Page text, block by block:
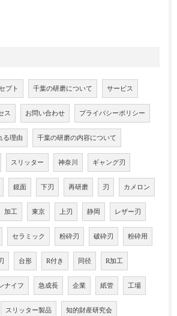
プト 千葉の研磨について サービス
ス お問い合わせ プライバシーポリシー
る理由 千葉の研磨の内容について
スリッター 神奈川 ギャング刃
鏡面 下刃 再研磨 刃 カメロン
加工 東京 上刃 静岡 レザー刃
セラミック 粉砕刃 破砕刃 粉砕用
台形 R付き 同径 R加工
ナイフ 急成長 企業 紙管 工場
スリッター製品 知的財産研究会